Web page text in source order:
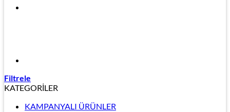
Filtrele
KATEGORİLER
KAMPANYALI ÜRÜNLER